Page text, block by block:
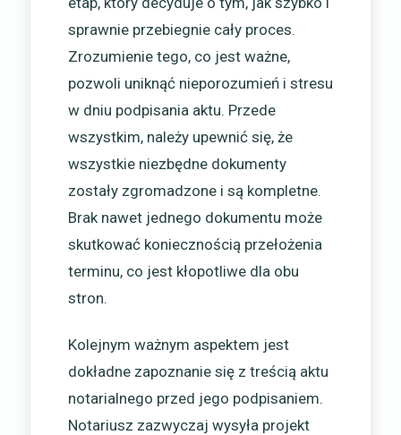
sprawnie przebiegnie cały proces.
Zrozumienie tego, co jest ważne,
pozwoli uniknąć nieporozumień i stresu
w dniu podpisania aktu. Przede
wszystkim, należy upewnić się, że
wszystkie niezbędne dokumenty
zostały zgromadzone i są kompletne.
Brak nawet jednego dokumentu może
skutkować koniecznością przełożenia
terminu, co jest kłopotliwe dla obu
stron.
Kolejnym ważnym aspektem jest
dokładne zapoznanie się z treścią aktu
notarialnego przed jego podpisaniem.
Notariusz zazwyczaj wysyła projekt